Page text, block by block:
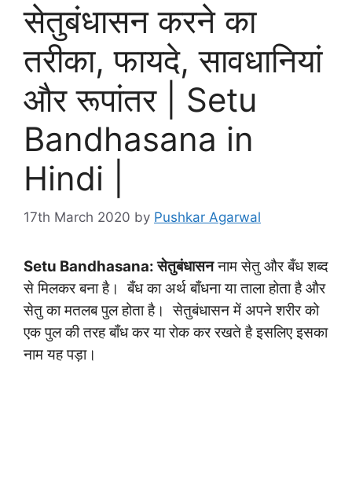
सेतुबंधासन करने का
तरीका, फायदे, सावधानियां
और रूपांतर | Setu
Bandhasana in
Hindi |
17th March 2020 by Pushkar Agarwal
Setu Bandhasana: सेतुबंधासननाम सेतु और बँध शब्द
से मिलकर बना है। बँध का अर्थ बाँधना या ताला होता है और
सेतु कामतलब पुल होता है। सेतुबंधासन में अपने शरीर को
एक पुल की तरह बाँध कर या रोक कर रखते है इसलिए इसका
नाम यह पड़ा।